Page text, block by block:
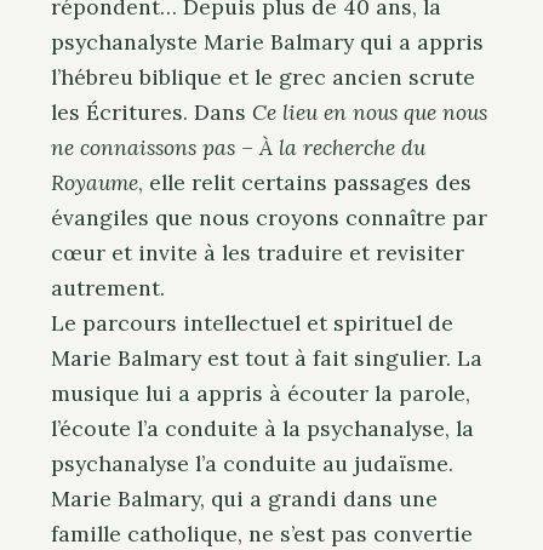
répondent… Depuis plus de 40 ans, la
psychanalyste Marie Balmary qui a appris
l’hébreu biblique et le grec ancien scrute
les Écritures. Dans Ce lieu en nous que nous
ne connaissons pas – À la recherche du
Royaume, elle relit certains passages des
évangiles que nous croyons connaître par
cœur et invite à les traduire et revisiter
autrement.
Le parcours intellectuel et spirituel de
Marie Balmary est tout à fait singulier. La
musique lui a appris à écouter la parole,
l’écoute l’a conduite à la psychanalyse, la
psychanalyse l’a conduite au judaïsme.
Marie Balmary, qui a grandi dans une
famille catholique, ne s’est pas convertie